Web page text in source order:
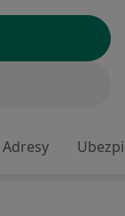
Adresy